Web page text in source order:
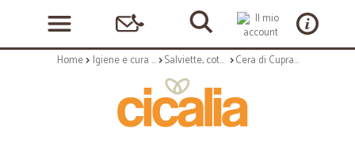
Home Igiene e cura personale Salviette, cotone e assorbenti Cera di Cupra Ricetta di Miele Salviette Struccanti Viso e Occhi 20 pz.